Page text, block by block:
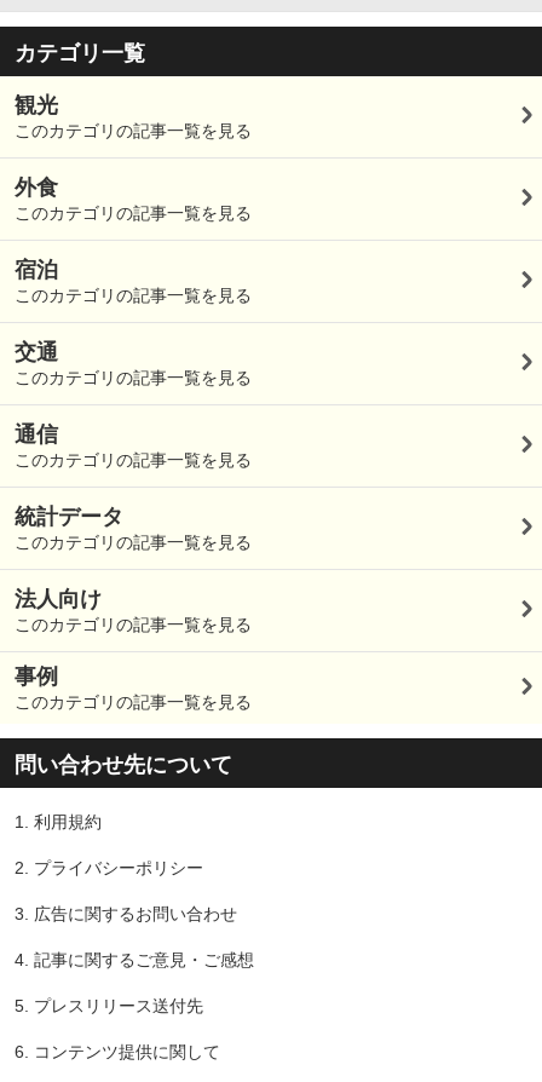
カテゴリ一覧
観光
このカテゴリの記事一覧を見る
外食
このカテゴリの記事一覧を見る
宿泊
このカテゴリの記事一覧を見る
交通
このカテゴリの記事一覧を見る
通信
このカテゴリの記事一覧を見る
統計データ
このカテゴリの記事一覧を見る
法人向け
このカテゴリの記事一覧を見る
事例
このカテゴリの記事一覧を見る
問い合わせ先について
1. 利用規約
2. プライバシーポリシー
3. 広告に関するお問い合わせ
4. 記事に関するご意見・ご感想
5. プレスリリース送付先
6. コンテンツ提供に関して